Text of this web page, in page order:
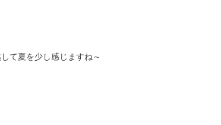
て夏を少し感じますね～